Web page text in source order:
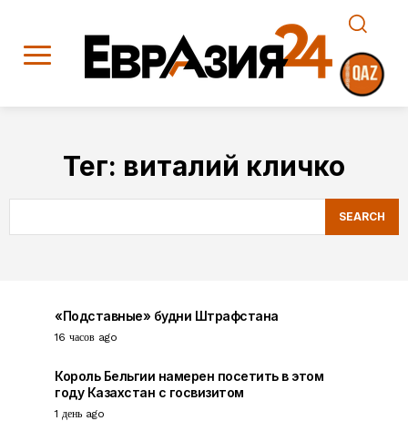
Тег: виталий кличко
SEARCH
«Подставные» будни Штрафстана
16 часов ago
Король Бельгии намерен посетить в этом
году Казахстан с госвизитом
1 день ago